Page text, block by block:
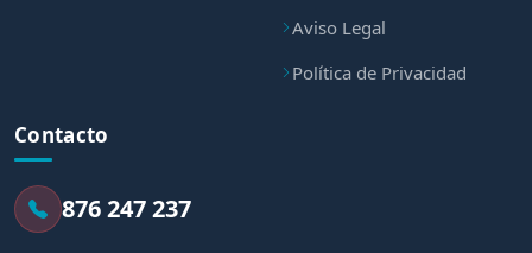
Aviso Legal
Política de Privacidad
Contacto
876 247 237